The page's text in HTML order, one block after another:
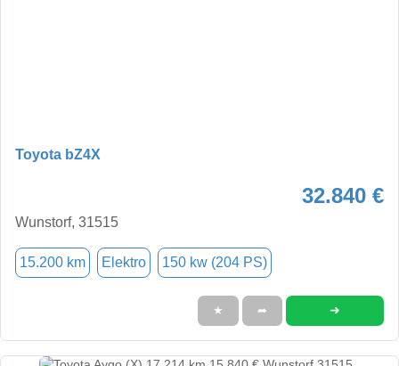
Toyota bZ4X
32.840 €
Wunstorf, 31515
15.200 km Elektro 150 kw (204 PS)
★ ➦ ➜